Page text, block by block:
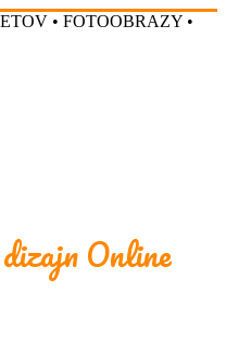
• FOTOOBRAZY •
Online